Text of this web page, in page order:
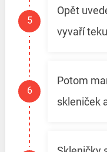
Opět
vyvaří
Potom
skleniček